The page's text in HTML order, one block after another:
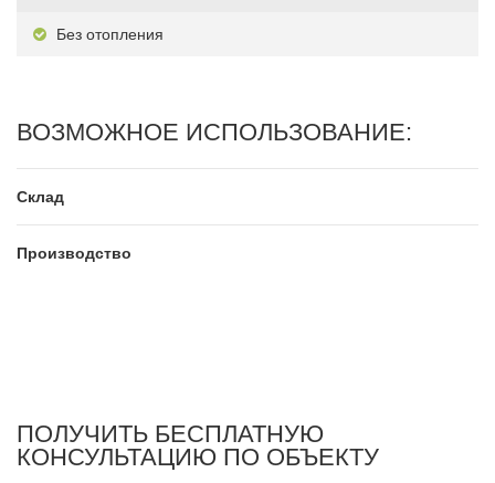
Без отопления
ВОЗМОЖНОЕ ИСПОЛЬЗОВАНИЕ:
Склад
Производство
ПОЛУЧИТЬ БЕСПЛАТНУЮ
КОНСУЛЬТАЦИЮ ПО ОБЪЕКТУ